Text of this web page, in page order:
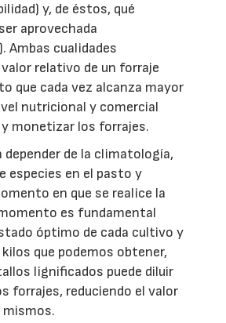
y, de éstos, qué
aprovechada
Ambas cualidades
relativo de un forraje
que cada vez alcanza mayor
nutricional y comercial
monetizar los forrajes.
depender de la climatología,
especies en el pasto y
en que se realice la
es fundamental
óptimo de cada cultivo y
que podemos obtener,
lignificados puede diluir
forrajes, reduciendo el valor